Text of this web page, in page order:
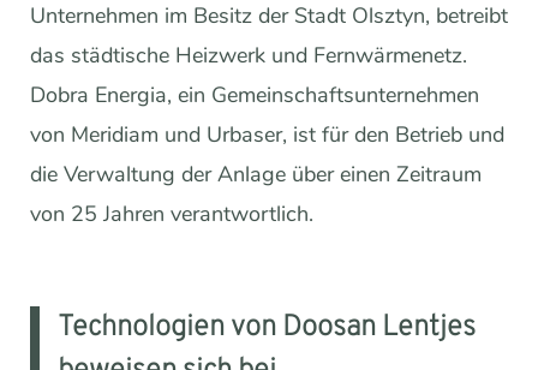
Unternehmen im Besitz der Stadt Olsztyn, betreibt
das städtische Heizwerk und Fernwärmenetz.
Dobra Energia, ein Gemeinschaftsunternehmen
von Meridiam und Urbaser, ist für den Betrieb und
die Verwaltung der Anlage über einen Zeitraum
von 25 Jahren verantwortlich.
Technologien von Doosan Lentjes